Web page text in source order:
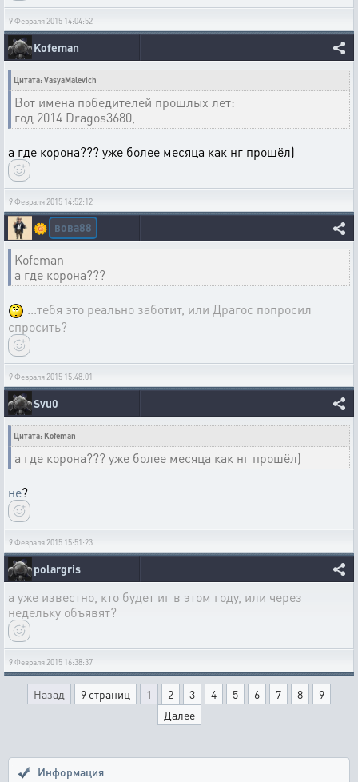
9 Февраля 2015 14:04:52
Kofeman
Цитата: VasyaMalevich
Вот имена победителей прошлых лет:
год 2014 Dragos3680,
а где корона??? уже более месяца как нг прошёл)
9 Февраля 2015 14:52:12
🌼 вова88
Kofeman
а где корона???
...тебя это реально заботит, или Драгос попросил
спросить?
9 Февраля 2015 15:48:01
Svu0
Цитата: Kofeman
а где корона??? уже более месяца как нг прошёл)
не?
9 Февраля 2015 15:51:23
polargris
а уже известно, кто будет иг в этом году, или через
недельку объявят?
9 Февраля 2015 16:38:37
Назад 9 страниц 1 2 3 4 5 6 7 8
9
Далее
Информация